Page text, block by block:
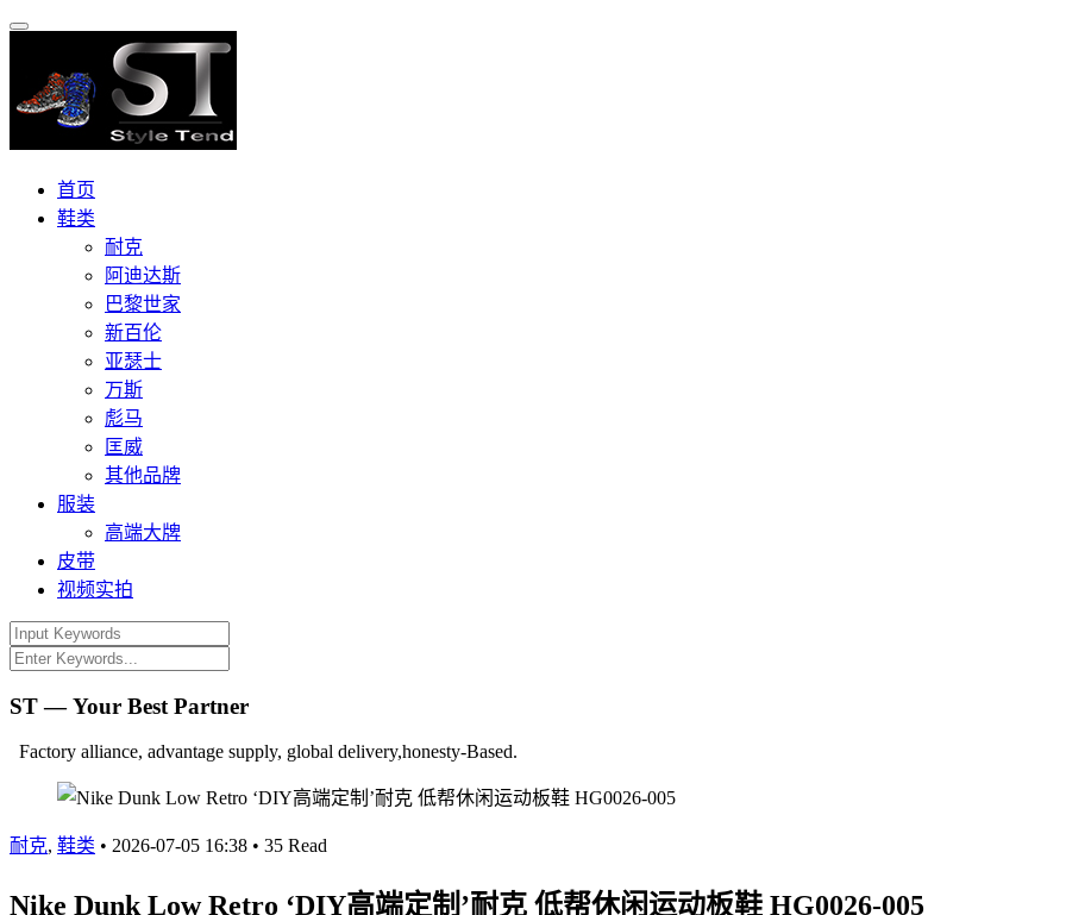
首页
鞋类
耐克
阿迪达斯
巴黎世家
新百伦
亚瑟士
万斯
彪马
匡威
其他品牌
服装
高端大牌
皮带
视频实拍
ST — Your Best Partner
Factory alliance, advantage supply, global delivery,honesty-Based.
耐克, 鞋类 • 2026-07-05 16:38 • 35 Read
Nike Dunk Low Retro ‘DIY高端定制’耐克 低帮休闲运动板鞋 HG0026-005